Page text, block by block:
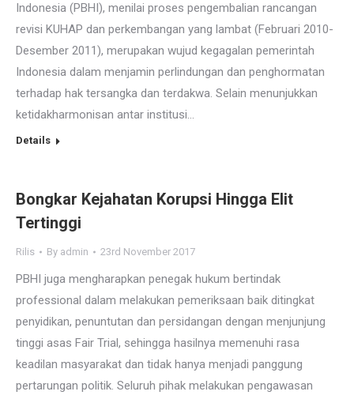
Indonesia (PBHI), menilai proses pengembalian rancangan
revisi KUHAP dan perkembangan yang lambat (Februari 2010-
Desember 2011), merupakan wujud kegagalan pemerintah
Indonesia dalam menjamin perlindungan dan penghormatan
terhadap hak tersangka dan terdakwa. Selain menunjukkan
ketidakharmonisan antar institusi…
Details
Bongkar Kejahatan Korupsi Hingga Elit
Tertinggi
Rilis By admin 23rd November 2017
PBHI juga mengharapkan penegak hukum bertindak
professional dalam melakukan pemeriksaan baik ditingkat
penyidikan, penuntutan dan persidangan dengan menjunjung
tinggi asas Fair Trial, sehingga hasilnya memenuhi rasa
keadilan masyarakat dan tidak hanya menjadi panggung
pertarungan politik. Seluruh pihak melakukan pengawasan